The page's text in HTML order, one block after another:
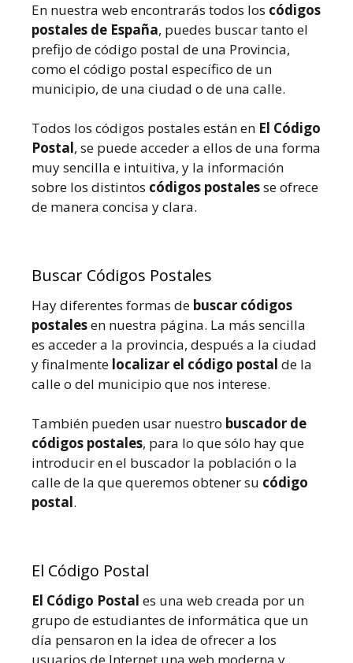
En nuestra web encontrarás todos los códigos
postales de España, puedes buscar tanto el
prefijo de código postal de una Provincia,
como el código postal específico de un
municipio, de una ciudad o de una calle.
Todos los códigos postales están en El Código
Postal, se puede acceder a ellos de una forma
muy sencilla e intuitiva, y la información
sobre los distintos códigos postalesse ofrece
de manera concisa y clara.
Buscar Códigos Postales
Hay diferentes formas de buscar códigos
postalesen nuestra página. La más sencilla
es acceder a la provincia, después a la ciudad
y finalmente localizar el código postal de la
calle o del municipio que nos interese.
También pueden usar nuestro buscador de
códigos postales, para lo que sólo hay que
introducir en el buscador la población o la
calle de la que queremos obtener su código
postal.
El Código Postal
El Código Postal es una web creada por un
grupo de estudiantes de informática que un
día pensaron en la idea de ofrecer a los